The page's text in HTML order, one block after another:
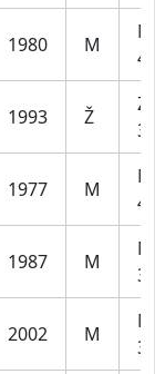
1980 M
1993 Ž
1977 M
1987 M
2002 M